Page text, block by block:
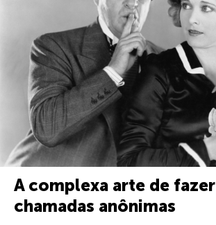
A complexa arte de fazer
chamadas anônimas